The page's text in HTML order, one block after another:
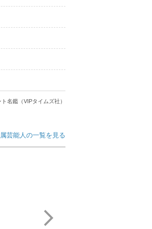
名鑑（VIPタイムズ社）
芸能人の一覧を見る